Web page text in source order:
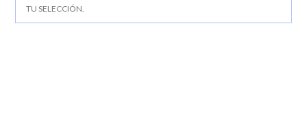
TU SELECCIÓN.